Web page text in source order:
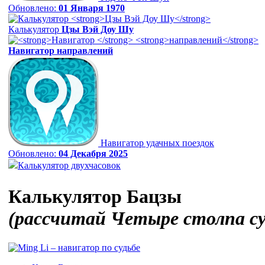
Обновлено: 01 Января 1970
Калькулятор Цзы Вэй Доу Шу
Навигатор направлений
Навигатор удачных поездок
Обновлено: 04 Декабря 2025
Калькулятор двухчасовок
Калькулятор Бацзы
(рассчитай Четыре столпа